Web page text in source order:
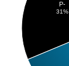
P-
31%